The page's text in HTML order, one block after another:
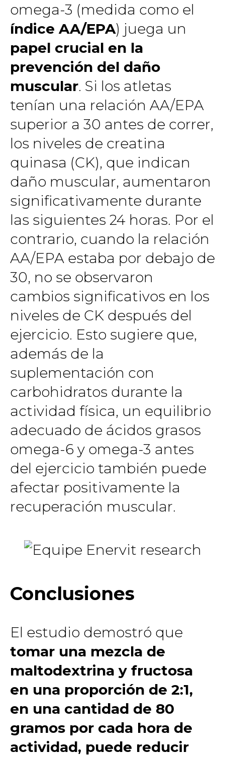
omega-3 (medida como el
índice AA/EPA) juega un
papel crucial en la
prevención del daño
muscular. Si los atletas
tenían una relación AA/EPA
superior a 30 antes de correr,
los niveles de creatina
quinasa (CK), que indican
daño muscular, aumentaron
significativamente durante
las siguientes 24 horas. Por el
contrario, cuando la relación
AA/EPA estaba por debajo de
30, no se observaron
cambios significativos en los
niveles de CK después del
ejercicio. Esto sugiere que,
además de la
suplementación con
carbohidratos durante la
actividad física, un equilibrio
adecuado de ácidos grasos
omega-6 y omega-3 antes
del ejercicio también puede
afectar positivamente la
recuperación muscular.
Conclusiones
El estudio demostró que
tomar una mezcla de
maltodextrina y fructosa
en una proporción de 2:1,
en una cantidad de 80
gramos por cada hora de
actividad, puede reducir